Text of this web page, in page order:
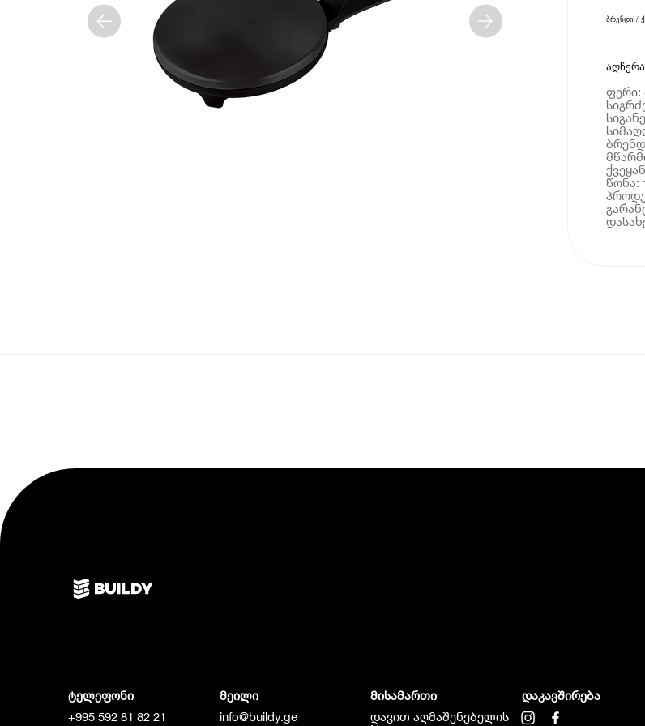
ბრენდი /
აღწერა
ფერი:
წონა:
ტელეფონი
+995 592 81 82 21
მეილი
info@buildy.ge
მისამართი
დავით აღმაშენებელის
დაკავშირება